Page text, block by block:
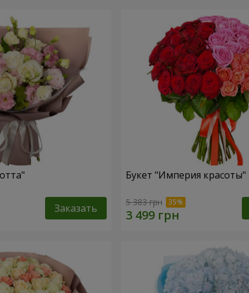
Заказать
Букет "Империя красоты"
5 383 грн